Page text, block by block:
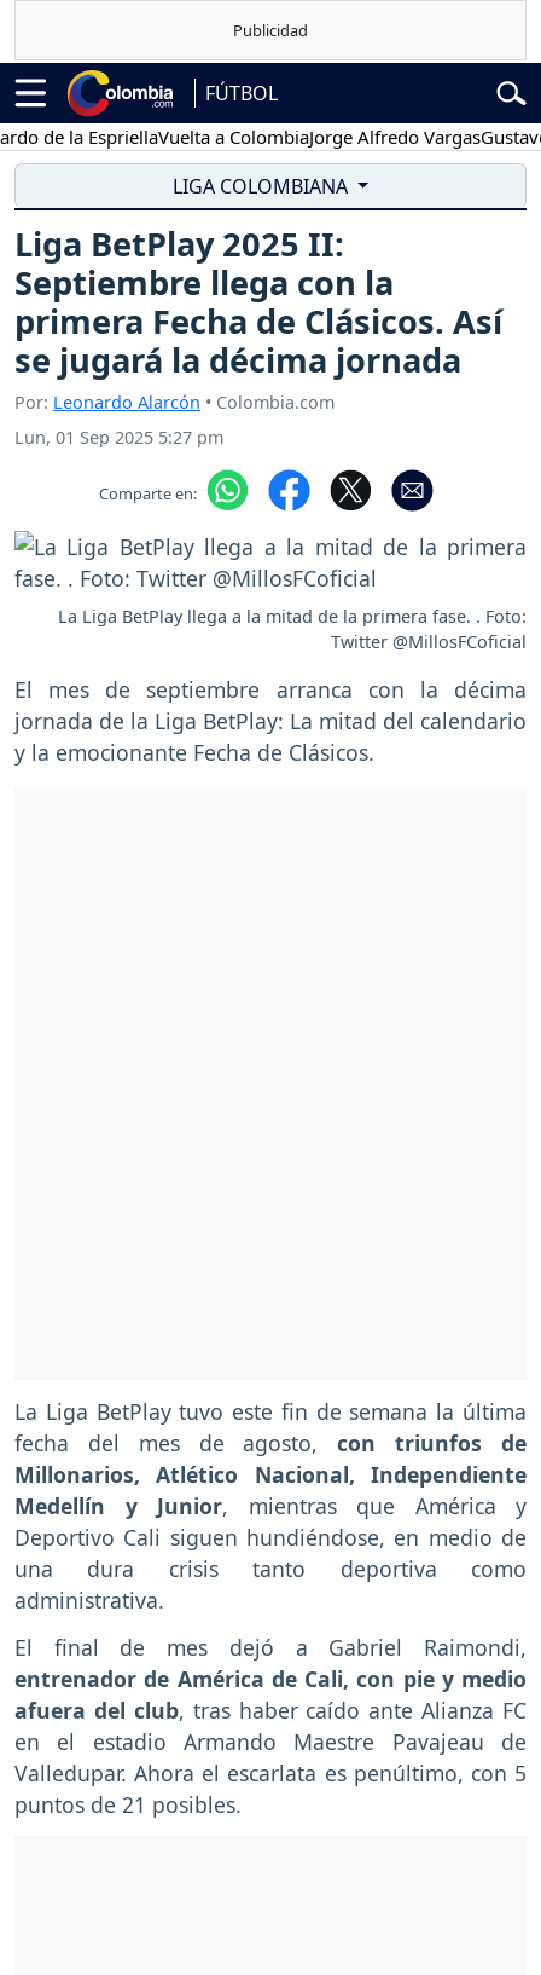
FÚTBOL
la EspriellaVuelta a ColombiaJorge Alfredo VargasGustavo
LIGA COLOMBIANA
Liga BetPlay 2025 II:
Septiembre llega con la
primera Fecha de Clásicos. Así
se jugará la décima jornada
Por: Leonardo Alarcón • Colombia.com
Lun, 01 Sep 2025 5:27 pm
Comparte en:
La Liga BetPlay llega a la mitad de la primera fase. . Foto:
Twitter @MillosFCoficial
El mes de septiembre arranca con la décima
jornada de la Liga BetPlay: La mitad del calendario
y la emocionante Fecha de Clásicos.
La Liga BetPlay tuvo este fin de semana la última
fecha del mes de agosto,con triunfos de
Millonarios, Atlético Nacional, Independiente
Medellín y Junior, mientras que América y
Deportivo Cali siguen hundiéndose, en medio de
una dura crisis tanto deportiva como
administrativa.
El final de mes dejó a Gabriel Raimondi,
entrenador de América de Cali, con pie y medio
afuera del club, tras haber caído ante Alianza FC
en el estadio Armando Maestre Pavajeau de
Valledupar. Ahora el escarlata es penúltimo, con 5
puntos de 21 posibles.